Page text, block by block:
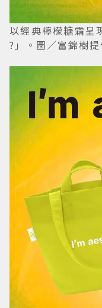
以經典檸檬糖霜
?」。圖／富錦樹提